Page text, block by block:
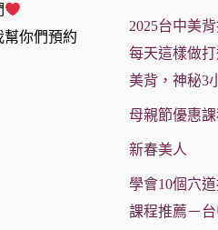
你們預約
2025台中美
每天這樣做
美背，神秘3
母親節優惠
新春美人
學會10個穴
課程推薦－